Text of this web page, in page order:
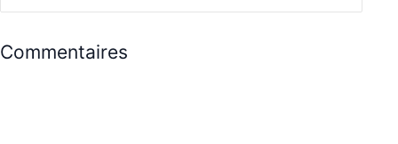
Commentaires